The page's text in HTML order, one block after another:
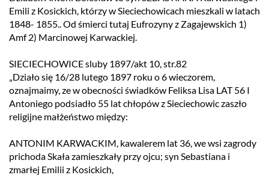
Emili z Kosickich, którzy w Sieciechowicach mieszkali w latach
1848- 1855.. Od śmierci tutaj Eufrozyny z Zagajewskich 1)
Amf 2) Marcinowej Karwackiej.
SIECIECHOWICE sluby 1897/akt 10, str.82
„Działo się 16/28 lutego 1897 roku o 6 wieczorem,
oznajmaimy, ze w obecności świadków Feliksa Lisa LAT 56 I
Antoniego podsiadło 55 lat chłopów z Sieciechowic zaszło
religijne małżeństwo między:
ANTONIM KARWACKIM, kawalerem lat 36, we wsi zagrody
prichoda Skała zamieszkały przy ojcu; syn Sebastiana i
zmarłej Emilii z Kosickich,